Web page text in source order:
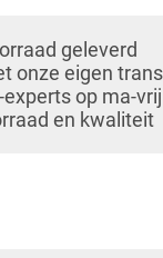
geleverd
onze eigen
op ma-
en kwaliteit